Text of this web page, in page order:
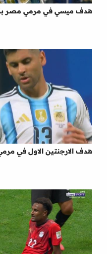
هدف ميسي في مرمي مصر
هدف الارجنتين الاول في